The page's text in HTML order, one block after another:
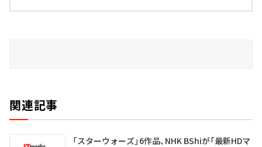
関連記事
「スターウォーズ」6作品、NHK BShiが「最新HDマ